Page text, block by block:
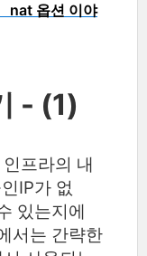
nat 옵션 이야
- (1)
프라의 내
IP가 없
있는지에
서는 간략한